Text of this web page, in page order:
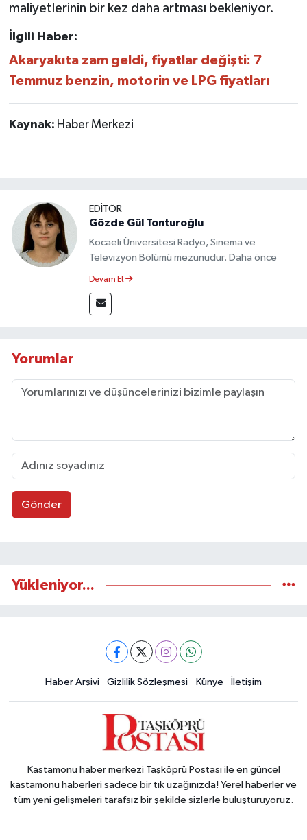
maliyetlerinin bir kez daha artması bekleniyor.
İlgili Haber:
Akaryakıta zam geldi, fiyatlar değişti: 7
Temmuz benzin, motorin ve LPG fiyatları
Kaynak: Haber Merkezi
EDİTÖR
Gözde Gül Tonturoğlu
Kocaeli Üniversitesi Radyo, Sinema ve
Televizyon Bölümü mezunudur. Daha önce
Sözcü Gazetesi’nde köşe yazarlığı yapmış ve
Devam Et
Yorumlar
Gönder
Yükleniyor...
Haber Arşivi Gizlilik Sözleşmesi Künye İletişim
Kastamonu haber merkezi Taşköprü Postası ile en güncel
kastamonu haberleri sadece bir tık uzağınızda! Yerel haberler ve
tüm yeni gelişmeleri tarafsız bir şekilde sizlerle buluşturuyoruz.